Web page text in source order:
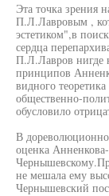
Эта точка зрения
П.Л.Лавровым ,
эстетиком",в
сердца
П.Л.Лавров нигде
принципов
видного
общественно-
обусловило
В
оценка
не мешала ему
Чернышевский